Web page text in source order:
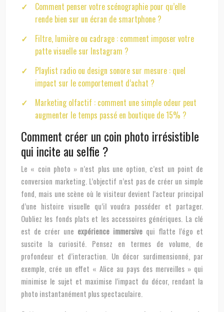
Comment penser votre scénographie pour qu’elle
rende bien sur un écran de smartphone ?
Filtre, lumière ou cadrage : comment imposer votre
patte visuelle sur Instagram ?
Playlist radio ou design sonore sur mesure : quel
impact sur le comportement d’achat ?
Marketing olfactif : comment une simple odeur peut
augmenter le temps passé en boutique de 15% ?
Comment créer un coin photo irrésistible
qui incite au selfie ?
Le « coin photo » n’est plus une option, c’est un point de
conversion marketing. L’objectif n’est pas de créer un simple
fond, mais une scène où le visiteur devient l’acteur principal
d’une histoire visuelle qu’il voudra posséder et partager.
Oubliez les fonds plats et les accessoires génériques. La clé
est de créer une expérience immersive qui flatte l’égo et
suscite la curiosité. Pensez en termes de volume, de
profondeur et d’interaction. Un décor surdimensionné, par
exemple, crée un effet « Alice au pays des merveilles » qui
minimise le sujet et maximise l’impact du décor, rendant la
photo instantanément plus spectaculaire.